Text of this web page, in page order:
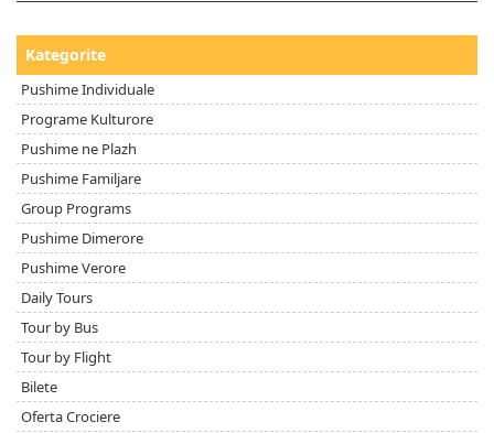
Kategorite
Pushime Individuale
Programe Kulturore
Pushime ne Plazh
Pushime Familjare
Group Programs
Pushime Dimerore
Pushime Verore
Daily Tours
Tour by Bus
Tour by Flight
Bilete
Oferta Crociere